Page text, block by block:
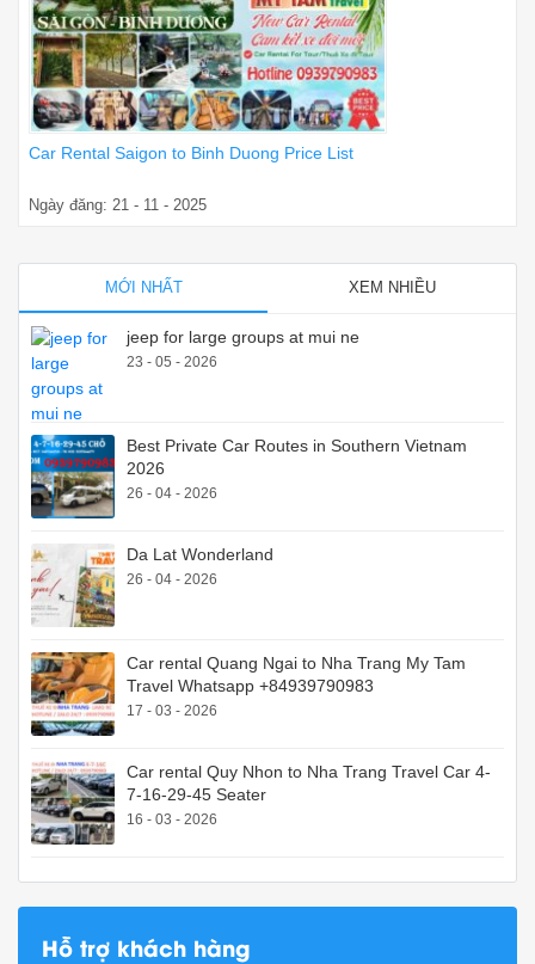
Car Rental Saigon to Binh Duong Price List
Ngày đăng: 21 - 11 - 2025
MỚI NHẤT XEM NHIỀU
jeep for large groups at mui ne
23 - 05 - 2026
Best Private Car Routes in Southern Vietnam
2026
26 - 04 - 2026
Da Lat Wonderland
26 - 04 - 2026
Car rental Quang Ngai to Nha Trang My Tam
Travel Whatsapp +84939790983
17 - 03 - 2026
Car rental Quy Nhon to Nha Trang Travel Car 4-
7-16-29-45 Seater
16 - 03 - 2026
Hỗ trợ khách hàng